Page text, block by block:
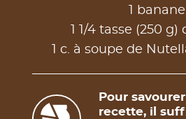
1 banane
1 1/4 tasse (250
1 c. à soupe de
Pour
recette, il